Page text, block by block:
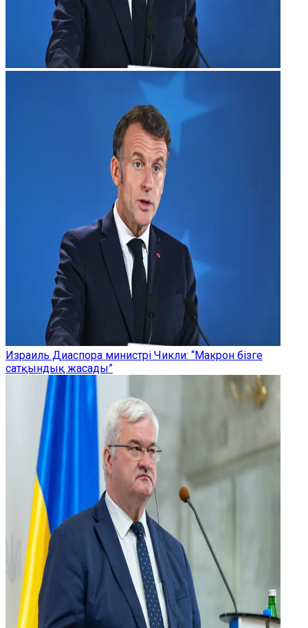
Израиль Диаспора министрі Чикли: “Макрон бізге
сатқындық жасады”